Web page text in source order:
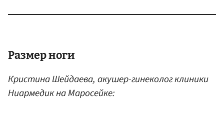
Размер ноги
Кристина Шейдаева, акушер-гинеколог клиники
Ниармедик на Маросейке: